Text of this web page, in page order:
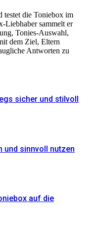
testet die Toniebox im
Liebhaber sammelt er
Tonies-Auswahl,
dem Ziel, Eltern
Antworten zu
sicher und stilvoll
und sinnvoll nutzen
auf die